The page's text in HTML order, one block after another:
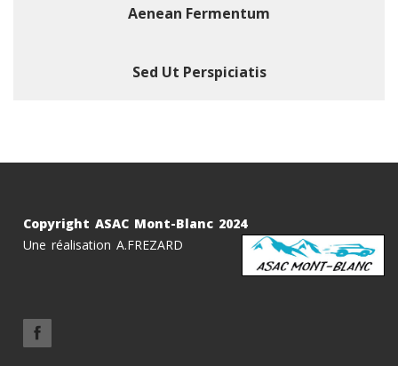
Aenean Fermentum
Sed Ut Perspiciatis
Copyright ASAC Mont-Blanc 2024
Une réalisation A.FREZARD